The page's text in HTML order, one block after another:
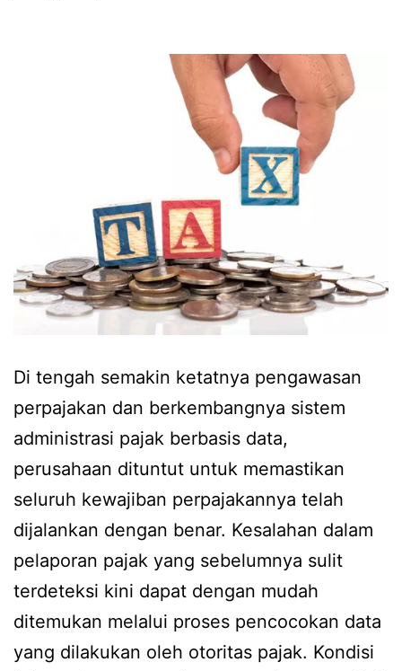
Di tengah semakin ketatnya pengawasan
perpajakan dan berkembangnya sistem
administrasi pajak berbasis data,
perusahaan dituntut untuk memastikan
seluruh kewajiban perpajakannya telah
dijalankan dengan benar. Kesalahan dalam
pelaporan pajak yang sebelumnya sulit
terdeteksi kini dapat dengan mudah
ditemukan melalui proses pencocokan data
yang dilakukan oleh otoritas pajak. Kondisi